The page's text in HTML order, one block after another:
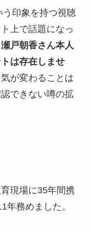
印象を持つ視聴
上で話題になっ
瀬戸朝香さん本人
は存在しませ
が変わることは
できない噂の拡
現場に35年間携
年務めました。